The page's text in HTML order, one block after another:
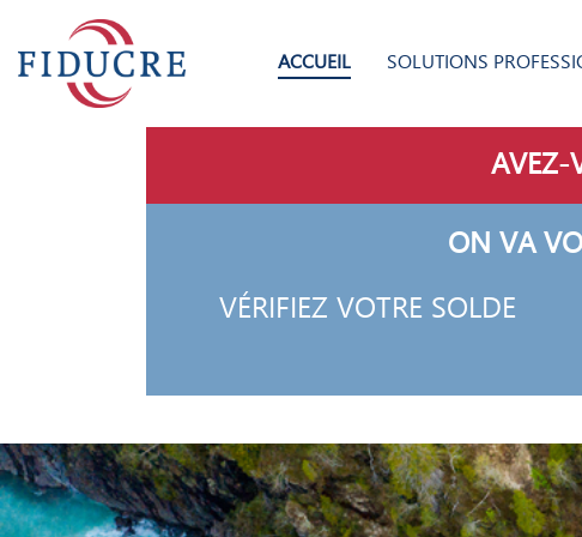
ACCUEIL SOLUTIONS
AVEZ-
ON VA
VÉRIFIEZ VOTRE SOLDE